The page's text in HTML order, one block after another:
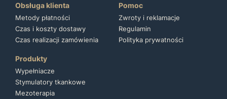
Obsługa klienta
Metody płatności
Czas i koszty dostawy
Czas realizacji zamówienia
Pomoc
Zwroty i reklamacje
Regulamin
Polityka prywatności
Produkty
Wypełniacze
Stymulatory tkankowe
Mezoterapia